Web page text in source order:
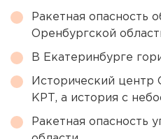
Ракетная опасность
Оренбургской
В Екатеринбурге
Исторический центр
КРТ, а история с
Ракетная опасность